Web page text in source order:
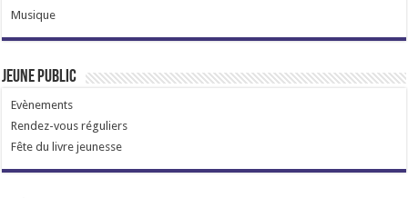
Musique
Jeune public
Evènements
Rendez-vous réguliers
Fête du livre jeunesse